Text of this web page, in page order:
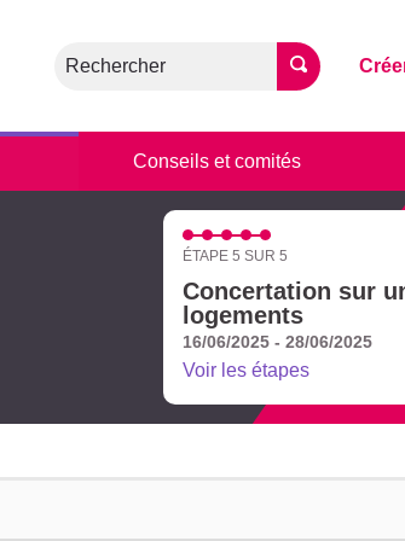
Rechercher
Conseils et comités
ÉTAPE 5 SUR 5
Concertation sur
logements
16/06/2025 - 28/06/2025
Voir les étapes